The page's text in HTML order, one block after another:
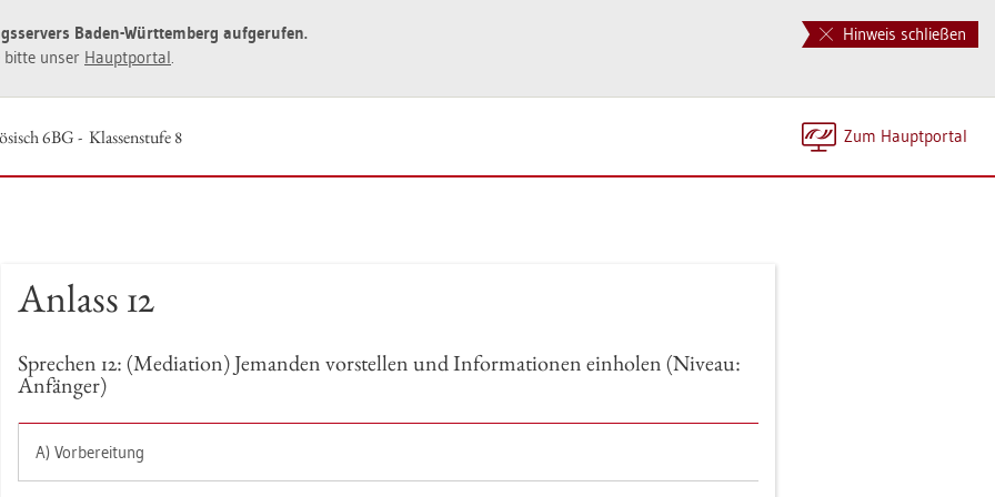
Hinweis schließen
Baden-Würt­tem­berg auf­ge­ru­fen.
bitte unser Haupt­por­tal.
Zum Haupt­por­tal
6BG - Klas­sen­stu­fe 8
An­lass 12
Spre­chen 12: (Me­dia­ti­on) Je­man­den vor­stel­len und In­for­ma­tio­nen ein­ho­len (Ni­veau:
An­fän­ger)
A) Vor­be­rei­tung